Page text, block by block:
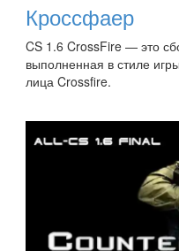
Кроссфаер
CS 1.6 CrossFire — это
выполненная в стиле
лица Crossfire.